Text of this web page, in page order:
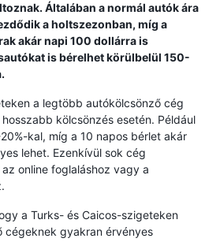
Általában a normál autók ára
a holtszezonban, míg a
akár napi 100 dollárra is
is bérelhet körülbelül 150-
a legtöbb autókölcsönző cég
kölcsönzés esetén. Például
kal, míg a 10 napos bérlet akár
lehet. Ezenkívül sok cég
online foglaláshoz vagy a
a Turks- és Caicos-szigeteken
cégeknek gyakran érvényes